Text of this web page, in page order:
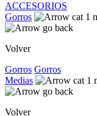
ACCESORIOS
Gorros
Volver
Gorros Gorros
Medias
Volver